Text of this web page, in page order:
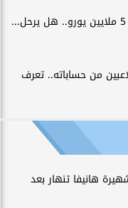
يستبعد 4 لاعبين من حساباته.. تعرف
هانيفا تنهار بعد